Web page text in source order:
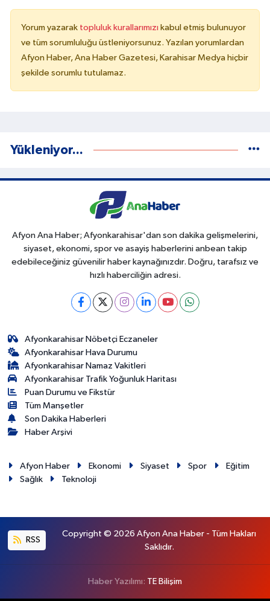
Yorum yazarak topluluk kurallarımızı kabul etmiş bulunuyor
ve tüm sorumluluğu üstleniyorsunuz. Yazılan yorumlardan
Afyon Haber, Ana Haber Gazetesi, Karahisar Medya hiçbir
şekilde sorumlu tutulamaz.
Yükleniyor...
Afyon Ana Haber; Afyonkarahisar'dan son dakika gelişmelerini,
siyaset, ekonomi, spor ve asayiş haberlerini anbean takip
edebileceğiniz güvenilir haber kaynağınızdır. Doğru, tarafsız ve
hızlı haberciliğin adresi.
Afyonkarahisar Nöbetçi Eczaneler
Afyonkarahisar Hava Durumu
Afyonkarahisar Namaz Vakitleri
Afyonkarahisar Trafik Yoğunluk Haritası
Puan Durumu ve Fikstür
Tüm Manşetler
Son Dakika Haberleri
Haber Arşivi
Afyon Haber Ekonomi Siyaset Spor
Eğitim
Sağlık
Teknoloji
RSS
Copyright © 2026 Afyon Ana Haber - Tüm Hakları
Saklıdır.
Haber Yazılımı: TE Bilişim